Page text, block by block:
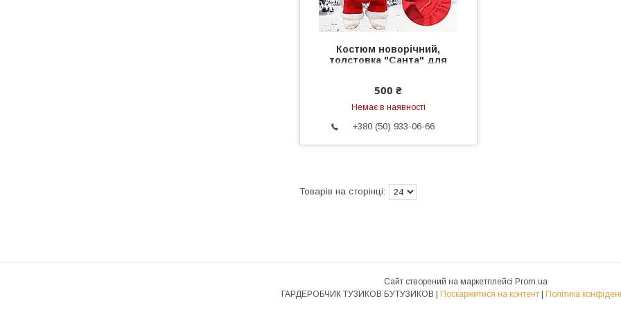
Костюм новорічний,
толстовка "Санта" для
500 ₴
Немає в наявності
+380 (50) 933-06-66
Сайт створений на маркетплейсі Prom.ua
ГАРДЕРОБЧИК ТУЗИКОВ БУТУЗИКОВ | Поскаржитися на контент | Політика